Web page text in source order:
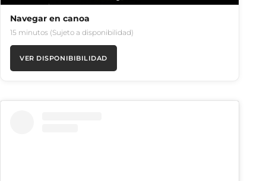
Navegar en canoa
15 minutos (Sujeto a disponibilidad)
VER DISPONIBIBILIDAD